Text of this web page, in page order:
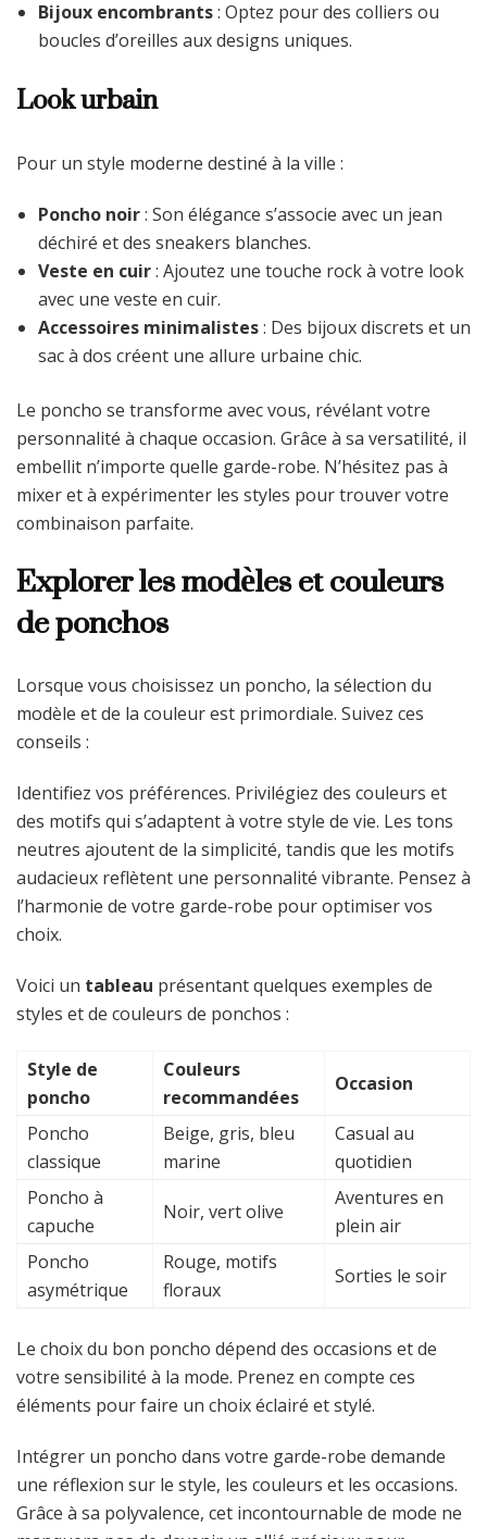
Bijoux encombrants: Optez pour des colliers ou
boucles d’oreilles aux designs uniques.
Look urbain
Pour un style moderne destiné à la ville :
Poncho noir: Son élégance s’associe avec un jean
déchiré et des sneakers blanches.
Veste en cuir: Ajoutez une touche rock à votre look
avec une veste en cuir.
Accessoires minimalistes: Des bijoux discrets et un
sac à dos créent une allure urbaine chic.
Le poncho se transforme avec vous, révélant votre
personnalité à chaque occasion. Grâce à sa versatilité, il
embellit n’importe quelle garde-robe. N’hésitez pas à
mixer et à expérimenter les styles pour trouver votre
combinaison parfaite.
Explorer les modèles et couleurs
de ponchos
Lorsque vous choisissez un poncho, la sélection du
modèle et de la couleur est primordiale. Suivez ces
conseils :
Identifiez vos préférences. Privilégiez des couleurs et
des motifs qui s’adaptent à votre style de vie. Les tons
neutres ajoutent de la simplicité, tandis que les motifs
audacieux reflètent une personnalité vibrante. Pensez à
l’harmonie de votre garde-robe pour optimiser vos
choix.
Voici un tableau présentant quelques exemples de
styles et de couleurs de ponchos :
Style de
poncho
Couleurs
recommandées
Occasion
Poncho
classique
Beige, gris, bleu
marine
Casual au
quotidien
Poncho à
capuche
Noir, vert olive
Aventures en
plein air
Poncho
asymétrique
Rouge, motifs
floraux
Sorties le soir
Le choix du bon poncho dépend des occasions et de
votre sensibilité à la mode. Prenez en compte ces
éléments pour faire un choix éclairé et stylé.
Intégrer un poncho dans votre garde-robe demande
une réflexion sur le style, les couleurs et les occasions.
Grâce à sa polyvalence, cet incontournable de mode ne